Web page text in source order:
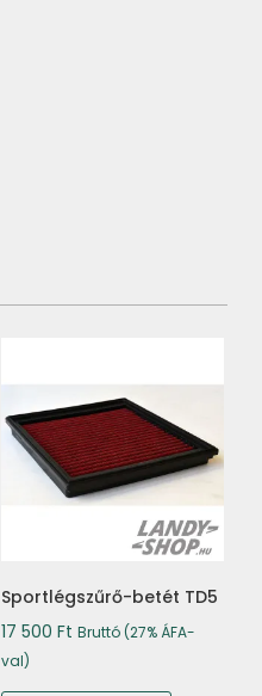
Sportlégszűrő-betét TD5
17 500Ft Bruttó (27% ÁFA-
val)